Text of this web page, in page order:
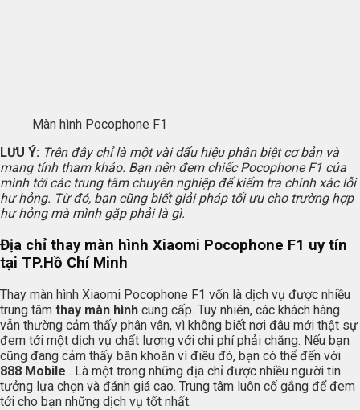
Màn hình Pocophone F1
LƯU Ý: Trên đây chỉ là một vài dấu hiệu phân biệt cơ bản và
mang tính tham khảo. Bạn nên đem chiếc Pocophone F1 của
mình tới các trung tâm chuyên nghiệp để kiểm tra chính xác lỗi
hư hỏng. Từ đó, bạn cũng biết giải pháp tối ưu cho trường hợp
hư hỏng mà mình gặp phải là gì.
Địa chỉ thay màn hình Xiaomi Pocophone F1 uy tín
tại TP.Hồ Chí Minh
Thay màn hình Xiaomi Pocophone F1 vốn là dịch vụ được nhiều
trung tâm thay màn hình cung cấp. Tuy nhiên, các khách hàng
vẫn thường cảm thấy phân vân, vì không biết nơi đâu mới thật sự
đem tới một dịch vụ chất lượng với chi phí phải chăng. Nếu bạn
cũng đang cảm thấy băn khoăn vì điều đó, bạn có thể đến với
888 Mobile . Là một trong những địa chỉ được nhiều người tin
tưởng lựa chọn và đánh giá cao. Trung tâm luôn cố gắng để đem
tới cho bạn những dịch vụ tốt nhất.